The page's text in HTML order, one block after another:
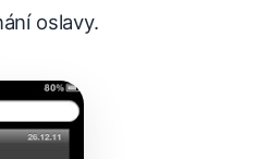
oslavy.